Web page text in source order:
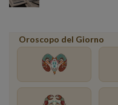
Oroscopo del Giorno